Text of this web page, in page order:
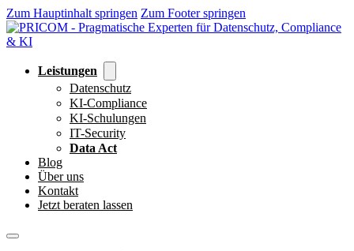
Zum Hauptinhalt springen Zum Footer springen
Leistungen
Datenschutz
KI-Compliance
KI-Schulungen
IT-Security
Data Act
Blog
Über uns
Kontakt
Jetzt beraten lassen